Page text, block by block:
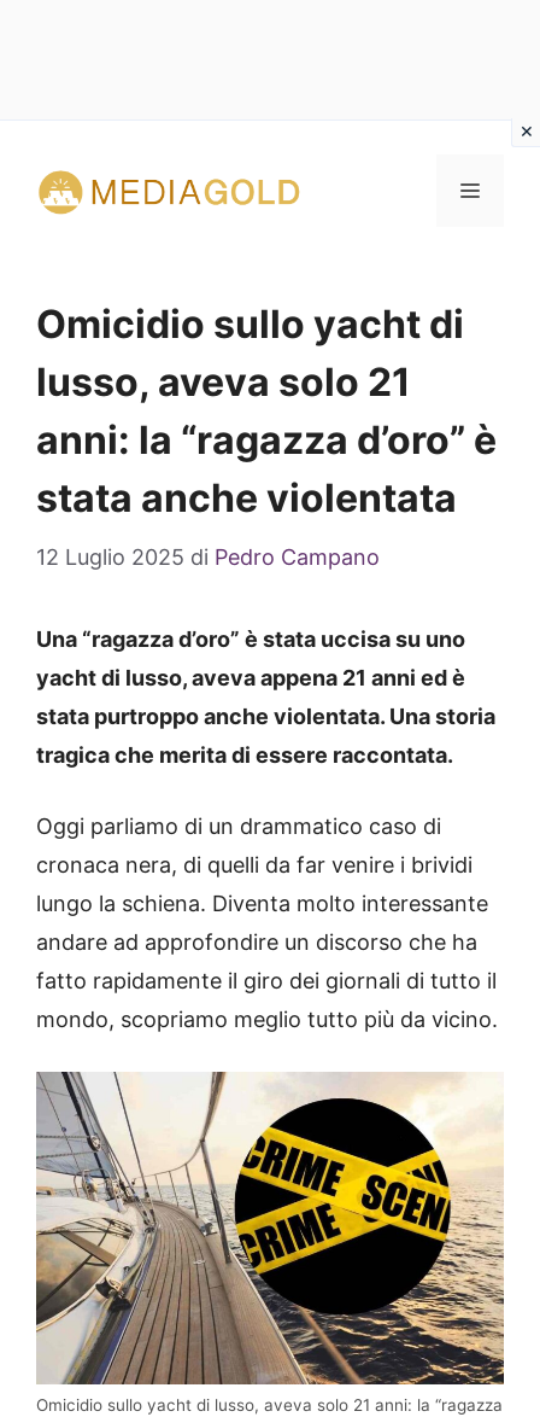
contenuto
MENU
Omicidio sullo yacht di
lusso, aveva solo 21
anni: la “ragazza d’oro” è
stata anche violentata
12 Luglio 2025 di Pedro Campano
Una “ragazza d’oro” è stata uccisa su uno
yacht di lusso, aveva appena 21 anni ed è
stata purtroppo anche violentata. Una storia
tragica che merita di essere raccontata.
Oggi parliamo di un drammatico caso di
cronaca nera, di quelli da far venire i brividi
lungo la schiena. Diventa molto interessante
andare ad approfondire un discorso che ha
fatto rapidamente il giro dei giornali di tutto il
mondo, scopriamo meglio tutto più da vicino.
Omicidio sullo yacht di lusso, aveva solo 21 anni: la “ragazza